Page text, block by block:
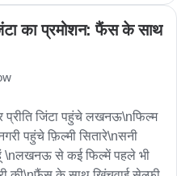
में जाने से बचने की अपील की है।
का प्रमोशन: फैंस के साथ
जिंटा पहुंचे लखनऊ\nफिल्म
पहुंचे फ़िल्मी सितारे\nसनी
से कई फिल्में पहले भी